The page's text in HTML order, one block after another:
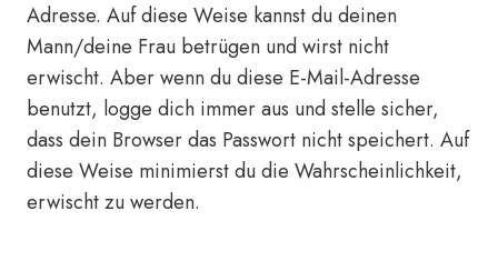
Adresse. Auf diese Weise kannst du deinen
Mann/deine Frau betrügen und wirst nicht
erwischt. Aber wenn du diese E-Mail-Adresse
benutzt, logge dich immer aus und stelle sicher,
dass dein Browser das Passwort nicht speichert. Auf
diese Weise minimierst du die Wahrscheinlichkeit,
erwischt zu werden.